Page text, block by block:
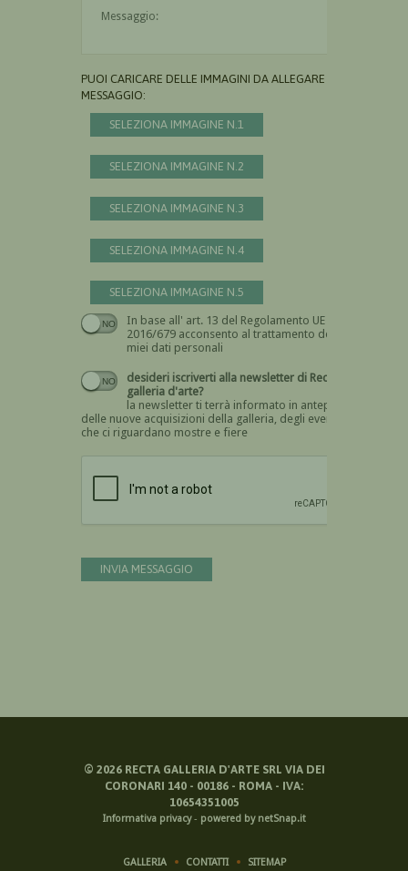
PUOI CARICARE DELLE IMMAGINI DA ALLEGARE AL
MESSAGGIO:
SELEZIONA IMMAGINE N.1
SELEZIONA IMMAGINE N.2
SELEZIONA IMMAGINE N.3
SELEZIONA IMMAGINE N.4
SELEZIONA IMMAGINE N.5
In base all' art. 13 del Regolamento UE n.
2016/679 acconsento al trattamento dei
miei dati personali
Devi dare il consenso
desideri iscriverti alla newsletter di Recta
galleria d'arte?
la newsletter ti terrà informato in anteprima
delle nuove acquisizioni della galleria, degli eventi
che ci riguardano mostre e fiere
INVIA MESSAGGIO
© 2026RECTA GALLERIA D'ARTE SRL VIA DEI
CORONARI 140 - 00186 - ROMA - IVA:
10654351005
Informativa privacy- powered by netSnap.it
GALLERIA CONTATTI SITEMAP